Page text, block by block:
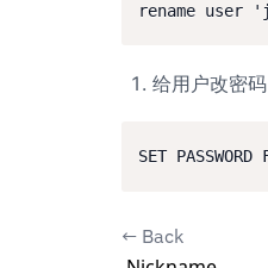
给用户改密码
← Back